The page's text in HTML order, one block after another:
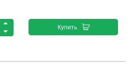
Купить